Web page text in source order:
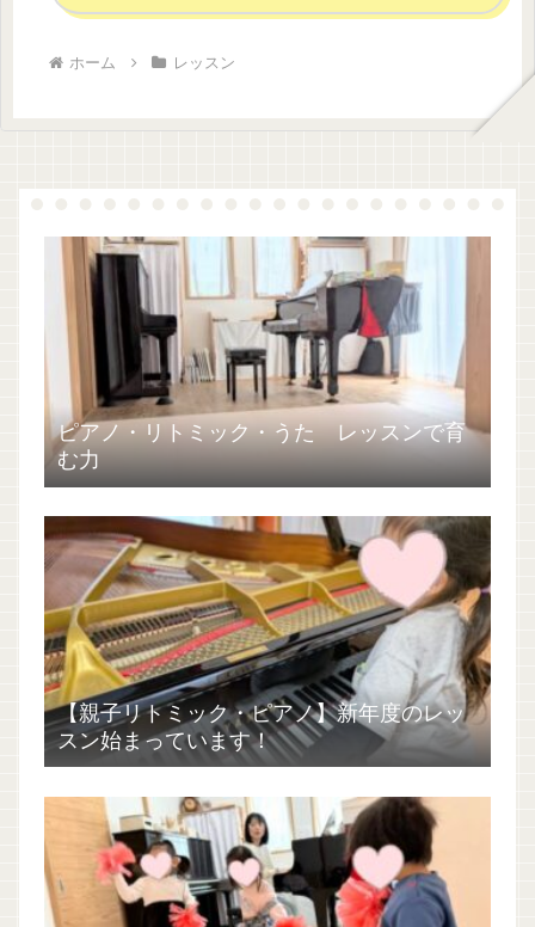
ホーム レッスン
ピアノ・リトミック・うた レッスンで育
む力
【親子リトミック・ピアノ】新年度のレッ
スン始まっています！